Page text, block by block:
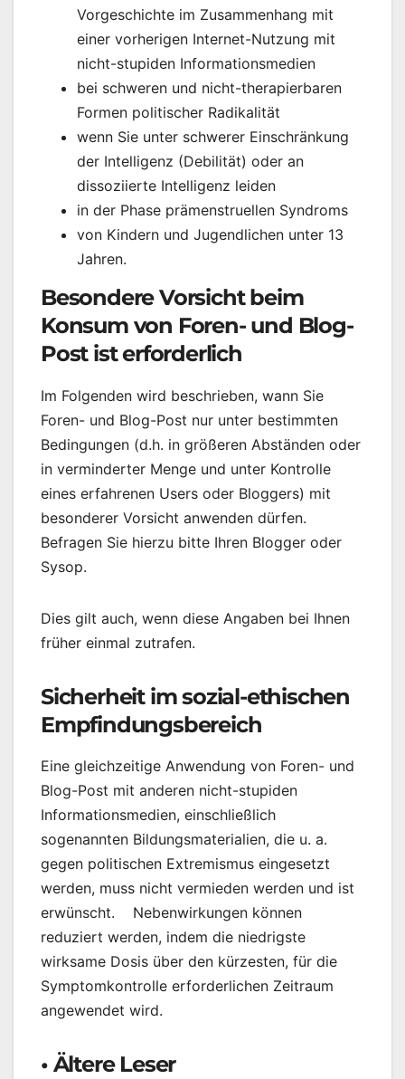
Vorgeschichte im Zusammenhang mit
einer vorherigen Internet-Nutzung mit
nicht-stupiden Informationsmedien
bei schweren und nicht-therapierbaren
Formen politischer Radikalität
wenn Sie unter schwerer Einschränkung
der Intelligenz (Debilität) oder an
dissoziierte Intelligenz leiden
in der Phase prämenstruellen Syndroms
von Kindern und Jugendlichen unter 13
Jahren.
Besondere Vorsicht beim
Konsum von Foren- und Blog-
Post ist erforderlich
Im Folgenden wird beschrieben, wann Sie
Foren- und Blog-Post nur unter bestimmten
Bedingungen (d.h. in größeren Abständen oder
in verminderter Menge und unter Kontrolle
eines erfahrenen Users oder Bloggers) mit
besonderer Vorsicht anwenden dürfen.
Befragen Sie hierzu bitte Ihren Blogger oder
Sysop.
Dies gilt auch, wenn diese Angaben bei Ihnen
früher einmal zutrafen.
Sicherheit im sozial-ethischen
Empfindungsbereich
Eine gleichzeitige Anwendung von Foren- und
Blog-Post mit anderen nicht-stupiden
Informationsmedien, einschließlich
sogenannten Bildungsmaterialien, die u. a.
gegen politischen Extremismus eingesetzt
werden, muss nicht vermieden werden und ist
erwünscht. Nebenwirkungen können
reduziert werden, indem die niedrigste
wirksame Dosis über den kürzesten, für die
Symptomkontrolle erforderlichen Zeitraum
angewendet wird.
• Ältere Leser